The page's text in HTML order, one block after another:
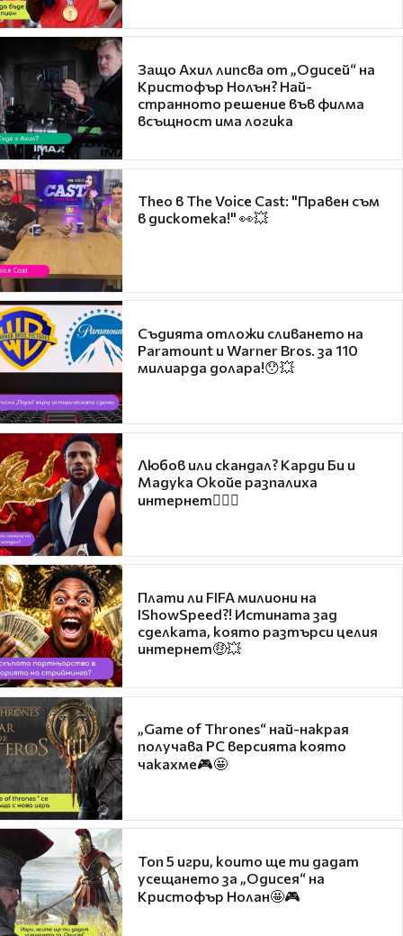
Защо Ахил липсва от „Одисей“ на
Кристофър Нолън? Най-
странното решение във филма
всъщност има логика
Theo в The Voice Cast: "Правен съм
в дискотека!" 👀💥
Съдията отложи сливането на
Paramount и Warner Bros. за 110
милиарда долара!😯💥
Любов или скандал? Карди Би и
Мадука Окойе разпалиха
интернет❤️‍🔥🔥
Плати ли FIFA милиони на
IShowSpeed?! Истината зад
сделката, която разтърси целия
интернет🤑💥
„Game of Thrones“ най-накрая
получава PC версията която
чакахме🎮🤩
Топ 5 игри, които ще ти дадат
усещането за „Одисея“ на
Кристофър Нолан🤩🎮